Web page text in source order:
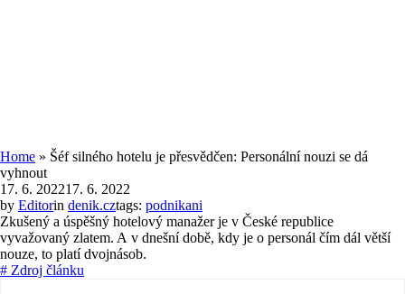
Home » Šéf silného hotelu je přesvědčen: Personální nouzi se dá
vyhnout
17. 6. 202217. 6. 2022
by Editorin denik.cztags: podnikani
Zkušený a úspěšný hotelový manažer je v České republice
vyvažovaný zlatem. A v dnešní době, kdy je o personál čím dál větší
nouze, to platí dvojnásob.
# Zdroj článku